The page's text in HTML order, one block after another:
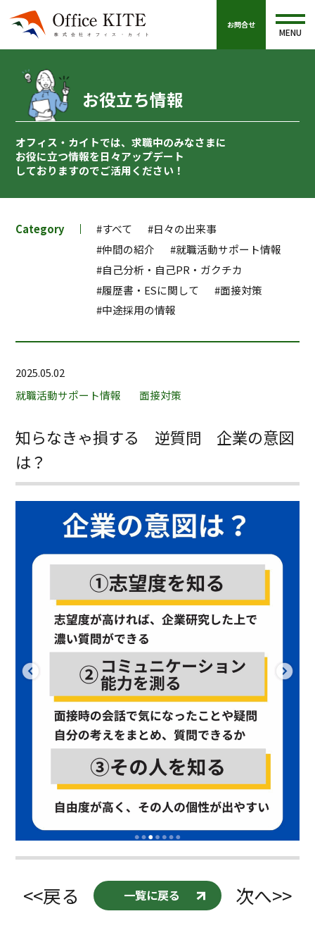
お問合せ
MENU
お役立ち情報
オフィス・カイトでは、求職中のみなさまに
お役に立つ情報を日々アップデート
しておりますのでご活用ください！
Category #すべて
#日々の出来事
#仲間の紹介
#就職活動サポート情報
#自己分析・自己PR・ガクチカ
#履歴書・ESに関して
#面接対策
#中途採用の情報
2025.05.02
就職活動サポート情報
面接対策
知らなきゃ損する 逆質問 企業の意図
は？
<<戻る 一覧に戻る 次へ>>